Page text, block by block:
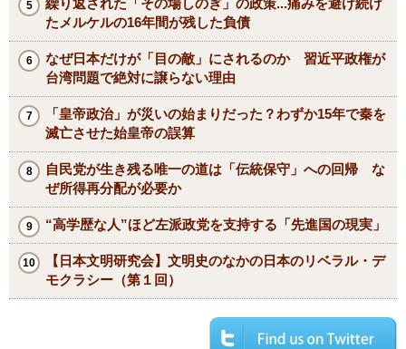
たメルケルの16年間が残した負債
なぜ日本だけが「目の敵」にされるのか 習近平政権が
台湾問題で絶対に譲らない理由
「皇帝政治」が災いの始まりだった？わずか15年で秦を
滅亡させた始皇帝の誤算
自民党が生き残る唯一の道は「伝統保守」への回帰 な
ぜ所得再分配が必要か
“高学歴な人”ほど左派政党を支持する「先進国の現実」
【日本文明研究会】文明史のなかの日本のリベラル・デ
モクラシー（第１回）